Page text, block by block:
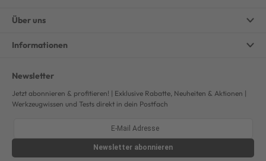
Über uns
Informationen
Newsletter
Jetzt abonnieren & profitieren! | Exklusive Rabatte, Neuheiten & Aktionen |
Werkzeugwissen und Tests direkt in dein Postfach
Newsletter abonnieren